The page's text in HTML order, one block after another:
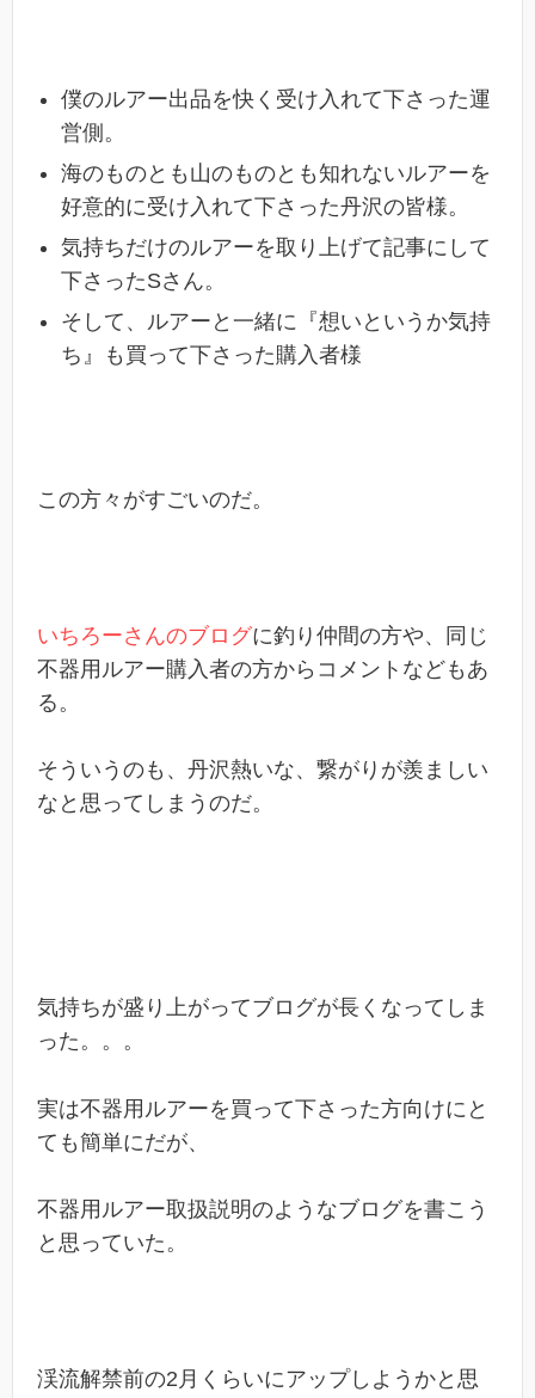
僕のルアー出品を快く受け入れて下さった運
営側。
海のものとも山のものとも知れないルアーを
好意的に受け入れて下さった丹沢の皆様。
気持ちだけのルアーを取り上げて記事にして
下さったSさん。
そして、ルアーと一緒に『想いというか気持
ち』も買って下さった購入者様
この方々がすごいのだ。
いちろーさんのブログに釣り仲間の方や、同じ
不器用ルアー購入者の方からコメントなどもあ
る。
そういうのも、丹沢熱いな、繋がりが羨ましい
なと思ってしまうのだ。
気持ちが盛り上がってブログが長くなってしま
った。。。
実は不器用ルアーを買って下さった方向けにと
ても簡単にだが、
不器用ルアー取扱説明のようなブログを書こう
と思っていた。
渓流解禁前の2月くらいにアップしようかと思